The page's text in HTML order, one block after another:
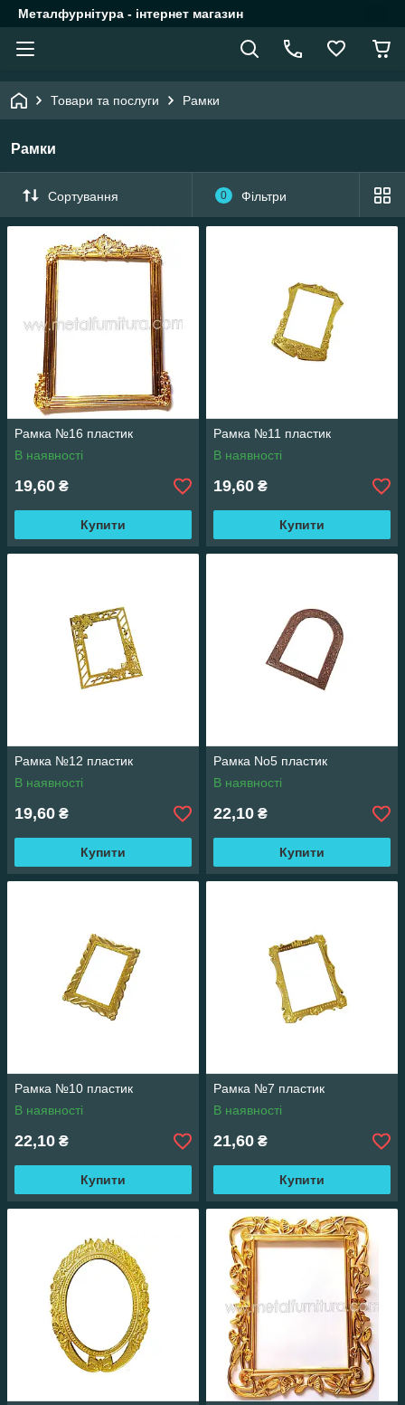
Металфурнітура - інтернет магазин
Товари та послуги Рамки
Рамки
Сортування 0 Фільтри
Рамка №16 пластик
В наявності
19,60 ₴
Купити
Рамка №11 пластик
В наявності
19,60 ₴
Купити
Рамка №12 пластик
В наявності
19,60 ₴
Купити
Рамка No5 пластик
В наявності
22,10 ₴
Купити
Рамка №10 пластик
В наявності
22,10 ₴
Купити
Рамка №7 пластик
В наявності
21,60 ₴
Купити